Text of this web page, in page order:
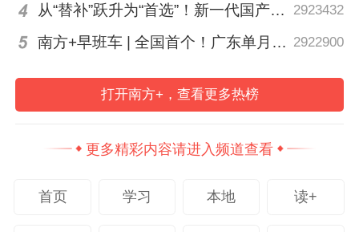
关注科技与出行，有趣、有料、好
联系TA
从“替补”跃升为“首选”！新一代国产核心工业软件加速冲高端 2923432
南方+早班车 | 全国首个！广东单月用电量突破千亿千瓦时 2922900
打开南方+，查看更多热榜
更多精彩内容请进入频道查看
首页 学习 本地 读+